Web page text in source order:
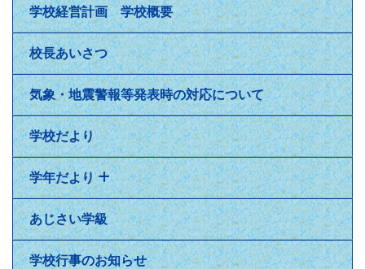
学校経営計画 学校概要
校長あいさつ
気象・地震警報等発表時の対応について
学校だより
学年だより
あじさい学級
学校行事のお知らせ